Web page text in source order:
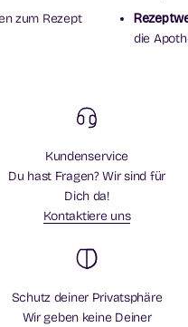
zum Rezept
die
Kundenservice
Du hast Fragen? Wir sind für
Dich da!
Kontaktiere uns
Schutz deiner Privatsphäre
Wir geben keine Deiner